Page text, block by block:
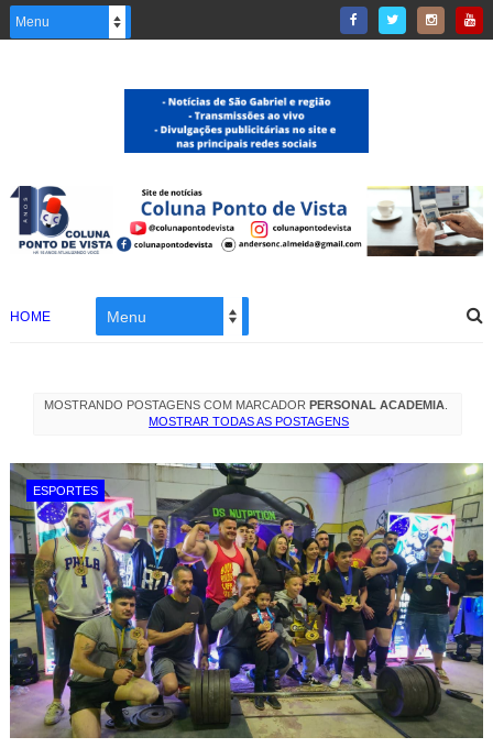
HOME
MOSTRANDO POSTAGENS COM MARCADORPERSONAL ACADEMIA
MOSTRAR TODAS AS POSTAGENS
ESPORTES